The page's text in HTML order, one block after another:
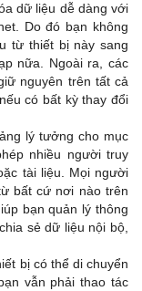
dữ liệu dễ dàng với
Do đó bạn không
từ thiết bị này sang
nữa. Ngoài ra, các
nguyên trên tất cả
có bất kỳ thay đổi
lý tưởng cho mục
nhiều người truy
tài liệu. Mọi người
bất cứ nơi nào trên
bạn quản lý thông
sẻ dữ liệu nội bộ,
bị có thể di chuyển
vẫn phải thao tác